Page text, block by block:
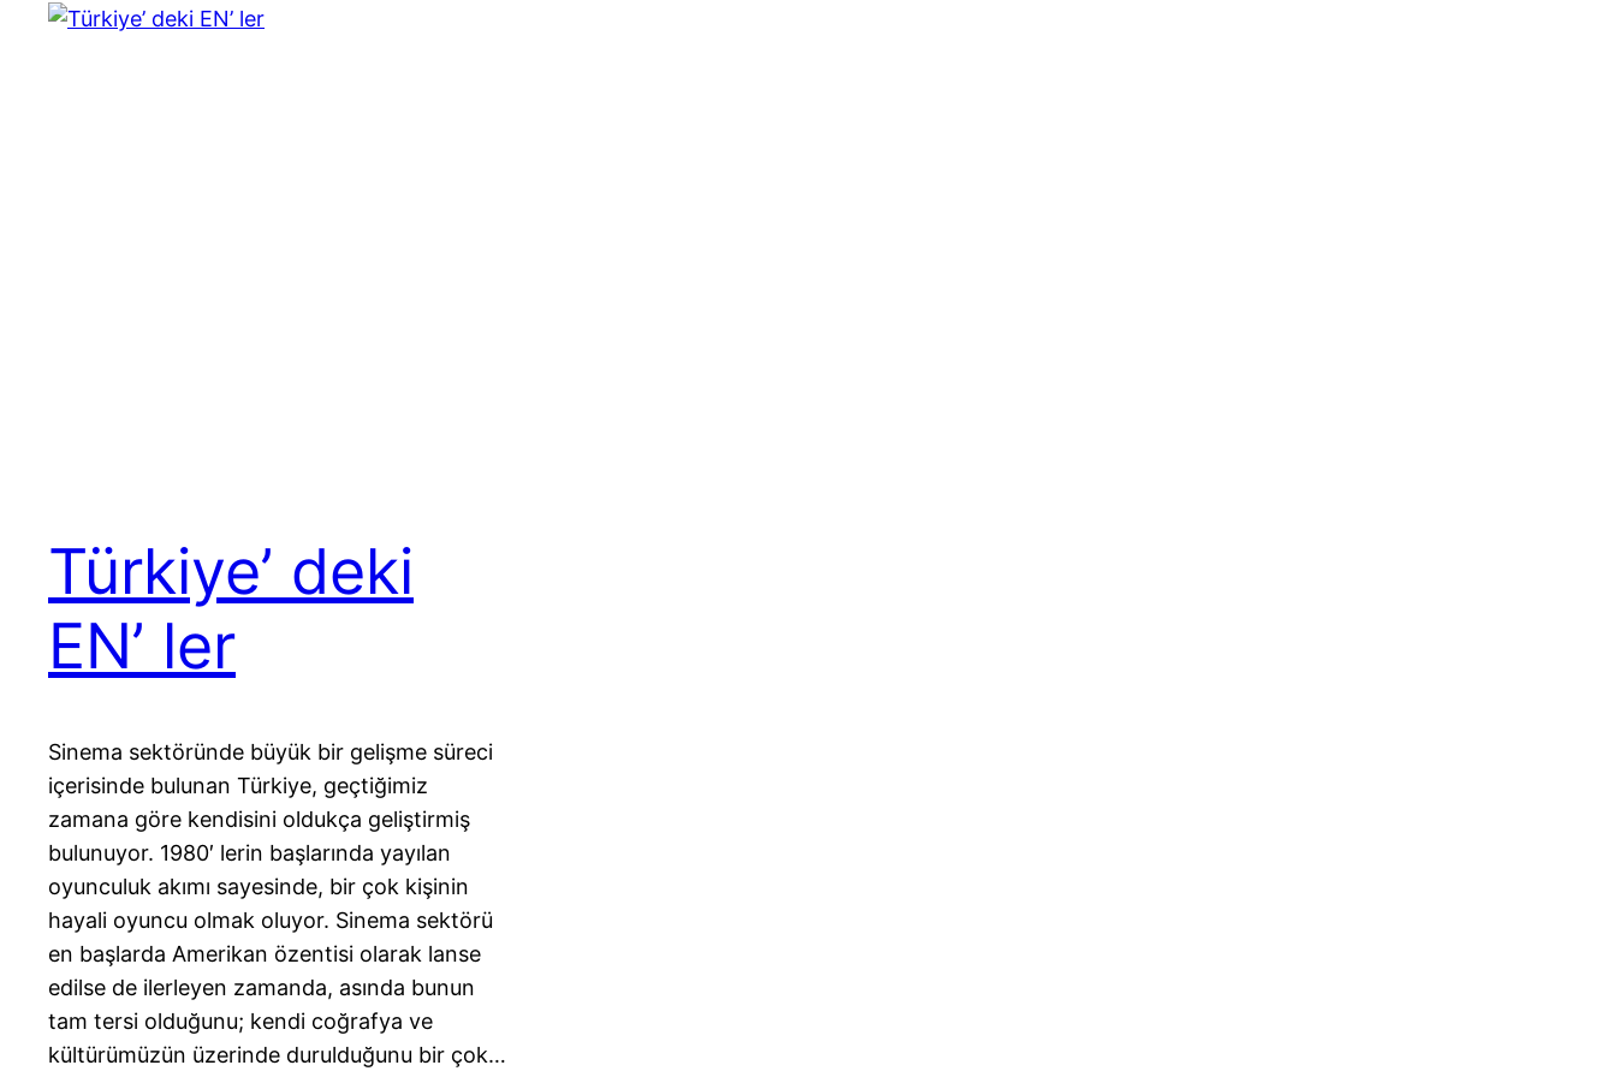
Türkiye’ deki
EN’ ler
Sinema sektöründe büyük bir gelişme süreci
içerisinde bulunan Türkiye, geçtiğimiz
zamana göre kendisini oldukça geliştirmiş
bulunuyor. 1980′ lerin başlarında yayılan
oyunculuk akımı sayesinde, bir çok kişinin
hayali oyuncu olmak oluyor. Sinema sektörü
en başlarda Amerikan özentisi olarak lanse
edilse de ilerleyen zamanda, asında bunun
tam tersi olduğunu; kendi coğrafya ve
kültürümüzün üzerinde durulduğunu bir çok…